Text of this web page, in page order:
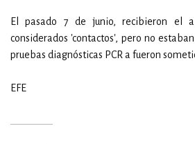
El pasado 7 de junio, recibieron el
considerados 'contactos', pero no
pruebas diagnósticas PCR a fueron
EFE